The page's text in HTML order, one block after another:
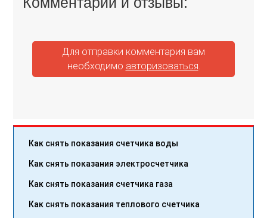
Для отправки комментария вам
необходимо авторизоваться
Как снять показания счетчика воды
Как снять показания электросчетчика
Как снять показания счетчика газа
Как снять показания теплового счетчика